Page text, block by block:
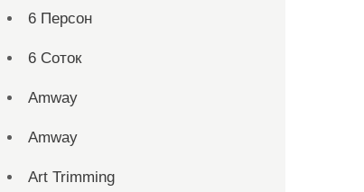
6 Персон
6 Соток
Amway
Amway
Art Trimming